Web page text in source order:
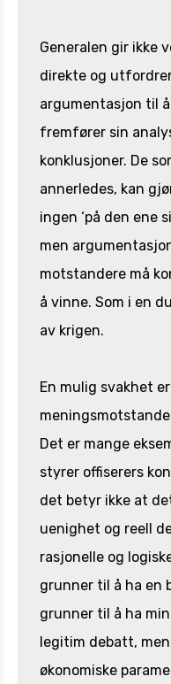
Generalen gir ikke
direkte og
argumentasjon til
fremfører sin
konklusjoner. De
annerledes, kan
ingen ‘på den ene
men
motstandere må
å vinne. Som i en
av krigen.
En mulig svakhet
Det er mange
styrer offiserers
det betyr ikke at
uenighet og reell
rasjonelle og
grunner til å ha en
grunner til å ha
legitim debatt,
økonomiske